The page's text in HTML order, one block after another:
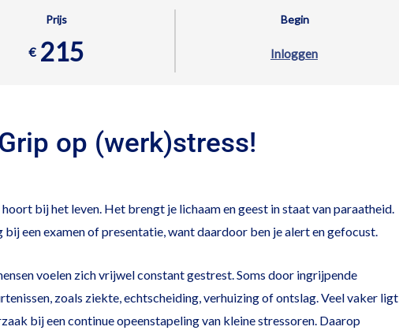
Prijs
€ 215
Begin
Inloggen
op (werk)stress!
hoort bij het leven. Het brengt je lichaam en geest in staat van paraatheid.
een examen of presentatie, want daardoor ben je alert en gefocust.
voelen zich vrijwel constant gestrest. Soms door ingrijpende
zoals ziekte, echtscheiding, verhuizing of ontslag. Veel vaker ligt
bij een continue opeenstapeling van kleine stressoren. Daarop